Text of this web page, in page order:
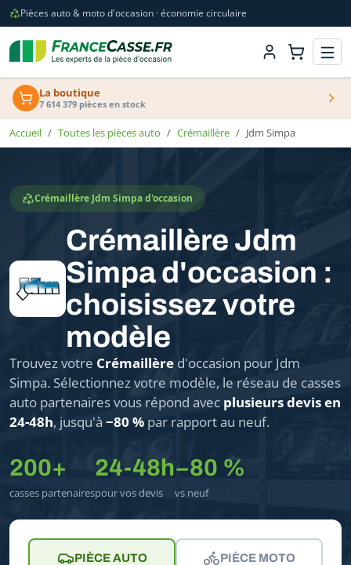
Pièces auto & moto d'occasion · économie circulaire
La boutique
7 614 379 pièces en stock
Accueil Toutes les pièces auto Crémaillère Jdm Simpa
Crémaillère Jdm Simpa d'occasion
Crémaillère Jdm
Simpa d'occasion :
choisissez votre
modèle
Trouvez votre Crémaillère d'occasion pour Jdm
Simpa. Sélectionnez votre modèle, le réseau de casses
auto partenaires vous répond avec plusieurs devis en
24-48h, jusqu'à −80 % par rapport au neuf.
200+
casses partenaires
24-48h
pour vos devis
−80 %
vs neuf
PIÈCE AUTO PIÈCE MOTO